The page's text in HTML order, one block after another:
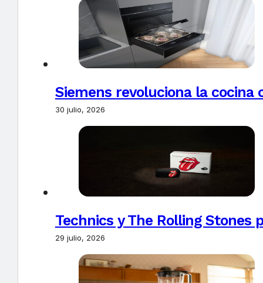
Siemens revoluciona la
30 julio, 2026
Technics y The Rolling Stones
29 julio, 2026